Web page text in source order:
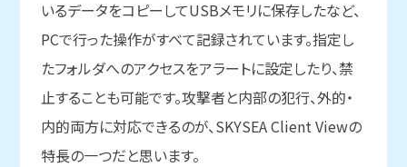
いるデータをコピーしてUSBメモリに保存したなど、
PCで行った操作がすべて記録されています。指定し
たフォルダへのアクセスをアラートに設定したり、禁
止することも可能です。攻撃者と内部の犯行、外的・
内的両方に対応できるのが、SKYSEA Client Viewの
特長の一つだと思います。